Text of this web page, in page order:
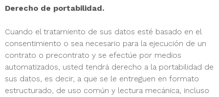
Derecho de portabilidad.
Cuando el tratamiento de sus datos esté basado en el
consentimiento o sea necesario para la ejecución de un
contrato o precontrato y se efectúe por medios
automatizados, usted tendrá derecho a la portabilidad de
sus datos, es decir, a que se le entreguen en formato
estructurado, de uso común y lectura mecánica, incluso